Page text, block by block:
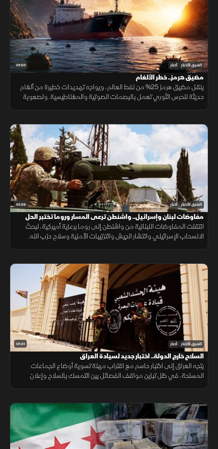
01:50 الشرق للأخبار أخبار
مضيق هرمز.. خطر الألغام
ينقل مضيق هرمز 25% من نفط العالم، ويواجه تهديدات خطيرة من ألغام
حديثة للحرس الثوري تعمل بالبصمات الصوتية والمغناطيسية. ولصعوبة
01:39 الشرق للأخبار أخبار
مفاوضات لبنان وإسرائيل.. واشنطن ترعى المسار وروما تختبر الحل
انتقلت المفاوضات اللبنانية من واشنطن إلى روما برعاية أميركية، لبحث
الانسحاب الإسرائيلي وانتشار الجيش والترتيبات الأمنية وسلاح حزب الله.
01:41 الشرق للأخبار أخبار
السلاح خارج الدولة.. اختبار جديد لسيادة العراق
يتجه العراق إلى اختبار حاسم مع اقتراب مهلة تسوية أوضاع الجماعات
المسلحة، في ظل تباين مواقف الفصائل بين التمسك بالسلاح وإعلان